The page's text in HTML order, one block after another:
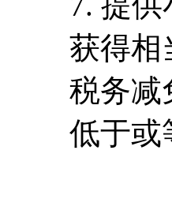
获得相
税务减
低于或